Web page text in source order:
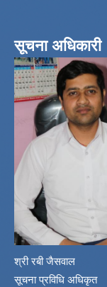
सूचना अधिकारी
श्री रबी जैसवाल
सूचना प्रविधि अधिकृत